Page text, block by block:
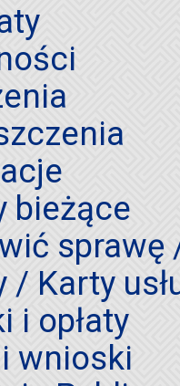
bieżące
sprawę
/ Karty
i opłaty
wnioski